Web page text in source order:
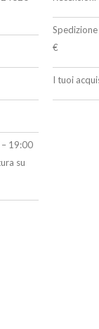
– 19:00
su
€
I tuoi